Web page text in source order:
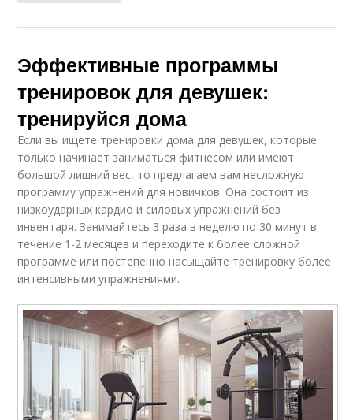
Эффективные программы
тренировок для девушек:
тренируйся дома
Если вы ищете тренировки дома для девушек, которые
только начинает заниматься фитнесом или имеют
большой лишний вес, то предлагаем вам несложную
программу упражнений для новичков. Она состоит из
низкоударных кардио и силовых упражнений без
инвентаря. Занимайтесь 3 раза в неделю по 30 минут в
течение 1-2 месяцев и переходите к более сложной
программе или постепенно насыщайте тренировку более
интенсивными упражнениями.